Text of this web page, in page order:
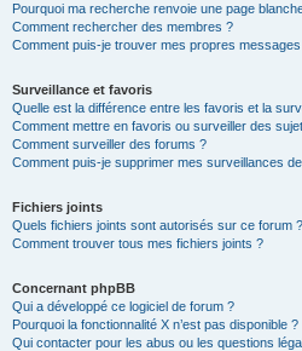
Pourquoi ma recherche renvoie une page
Comment rechercher des membres ?
Comment puis-je trouver mes propres
Surveillance et favoris
Quelle est la différence entre les favoris et la
Comment mettre en favoris ou surveiller des
Comment surveiller des forums ?
Comment puis-je supprimer mes surveillances
Fichiers joints
Quels fichiers joints sont autorisés sur ce forum ?
Comment trouver tous mes fichiers joints ?
Concernant phpBB
Qui a développé ce logiciel de forum ?
Pourquoi la fonctionnalité X n’est pas disponible ?
Qui contacter pour les abus ou les questions